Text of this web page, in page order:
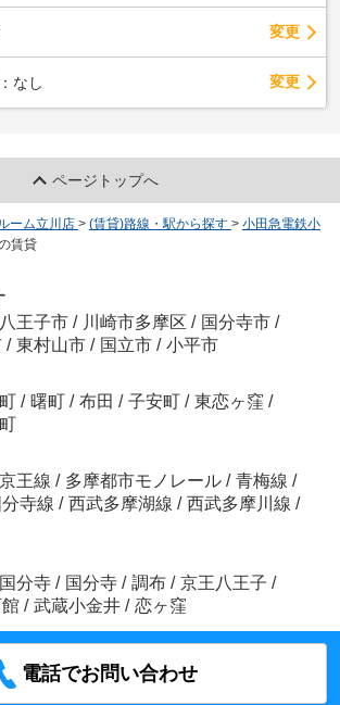
変更
なし 変更
ページトップへ
ーム立川店 > (賃貸)路線・駅から探す > 小田急電鉄小
賃貸
八王子市 / 川崎市多摩区 / 国分寺市 /
/ 東村山市 / 国立市 / 小平市
/ 曙町 / 布田 / 子安町 / 東恋ヶ窪 /
京王線 / 多摩都市モノレール / 青梅線 /
寺線 / 西武多摩湖線 / 西武多摩川線 /
分寺 / 国分寺 / 調布 / 京王八王子 /
/ 武蔵小金井 / 恋ヶ窪
電話でお問い合わせ